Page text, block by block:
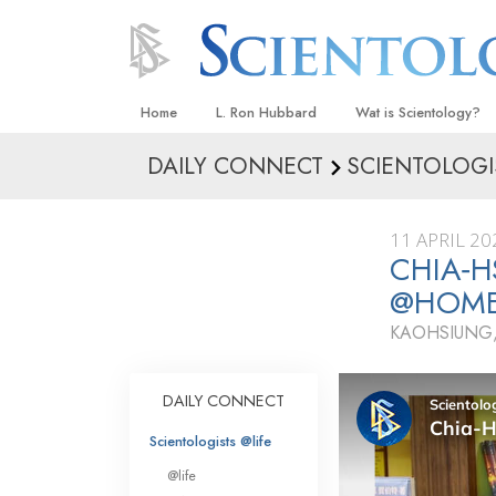
Home L. Ron Hubbard Wat is Scientology?
Overtuigingen &
Wat scientologen
Scientology
Maak kennis met een
De Grondbeginselen
Een Inleiding tot
DAILY CONNECT
11 APRIL
DAILY CONNECT
Scientologists @life
@life